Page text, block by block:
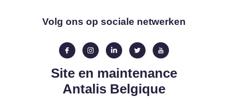
Volg ons op sociale netwerken
Site en maintenance
Antalis Belgique